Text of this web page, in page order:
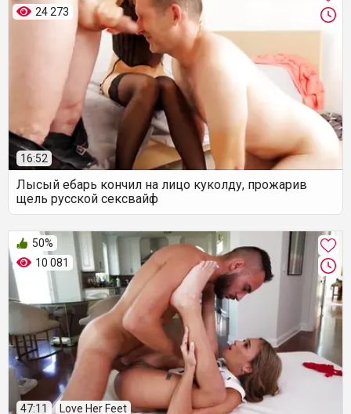
24 273
16:52
Лысый ебарь кончил на лицо куколду, прожарив
щель русской сексвайф
10 081
50%
47:11 Love Her Feet